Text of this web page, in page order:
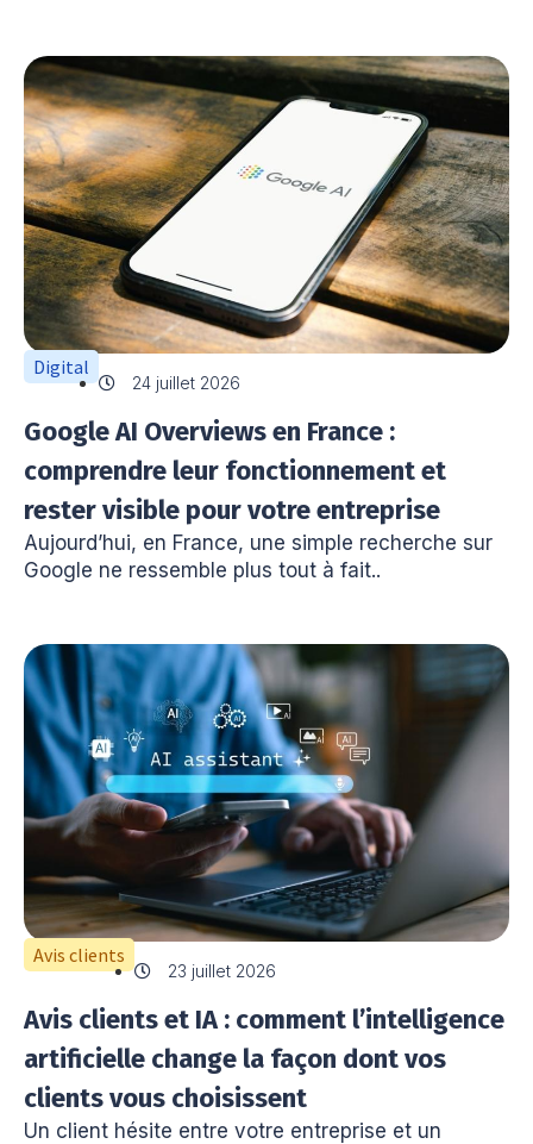
Digital
24 juillet 2026
Google AI Overviews en France :
comprendre leur fonctionnement et
rester visible pour votre entreprise
Aujourd’hui, en France, une simple recherche sur
Google ne ressemble plus tout à fait..
Avis clients
23 juillet 2026
Avis clients et IA : comment l’intelligence
artificielle change la façon dont vos
clients vous choisissent
Un client hésite entre votre entreprise et un